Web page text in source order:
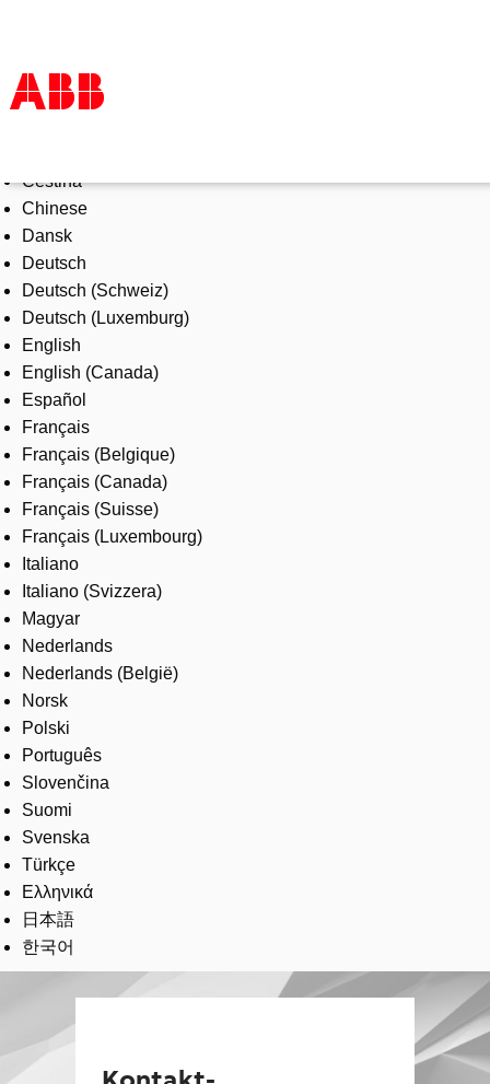
Produkte und Leistungen
Branchenlösungen
Service
Über uns
Vertriebspartner finden
Kontakt
Karriere
Čeština
Chinese
Dansk
Deutsch
Deutsch (Schweiz)
Deutsch (Luxemburg)
English
English (Canada)
Español
Français
Français (Belgique)
Français (Canada)
Français (Suisse)
Français (Luxembourg)
Italiano
Italiano (Svizzera)
Magyar
Nederlands
Nederlands (België)
Norsk
Polski
Português
Slovenčina
Suomi
Svenska
Türkçe
Ελληνικά
日本語
한국어